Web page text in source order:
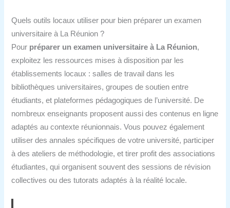
Quels outils locaux utiliser pour bien préparer un examen
universitaire à La Réunion ?
Pour préparer un examen universitaire à La Réunion,
exploitez les ressources mises à disposition par les
établissements locaux : salles de travail dans les
bibliothèques universitaires, groupes de soutien entre
étudiants, et plateformes pédagogiques de l’université. De
nombreux enseignants proposent aussi des contenus en ligne
adaptés au contexte réunionnais. Vous pouvez également
utiliser des annales spécifiques de votre université, participer
à des ateliers de méthodologie, et tirer profit des associations
étudiantes, qui organisent souvent des sessions de révision
collectives ou des tutorats adaptés à la réalité locale.